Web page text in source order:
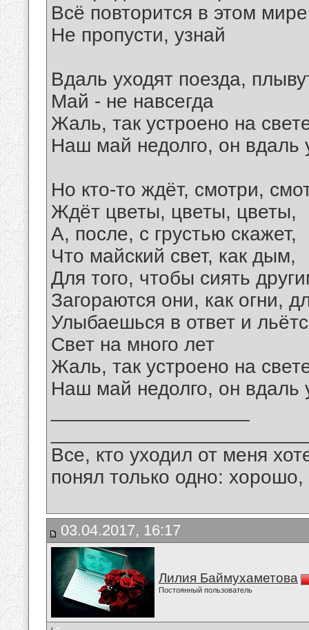
Всё повторится в этом
Не пропусти, узнай
Вдаль уходят поезда,
Май - не навсегда
Жаль, так устроено на
Наш май недолго, он вдаль
Но кто-то ждёт, смотри,
Ждёт цветы, цветы, цветы,
А, после, с грустью скажет,
Что майский свет, как дым,
Для того, чтобы сиять
Загораются они, как огни,
Улыбаешься в ответ и
Свет на много лет
Жаль, так устроено на
Наш май недолго, он вдаль
Все, кто уходил от меня
понял только одно:
03.04.2017, 16:17
Лилия Баймухаметова
Постоянный пользователь